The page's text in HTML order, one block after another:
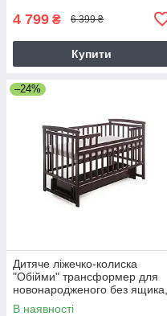
4 799 ₴ 6 399 ₴
Купити
–24%
Дитяче ліжечко-колиска
"Обійми" трансформер для
новонародженого без ящика,
гаріх
В наявності